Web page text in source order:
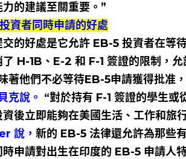
的建議至關重要。”
資者同時申請的好處
交的好處是它允許 EB-5 投資者在等
H-1B、E-2 和 F-1 簽證的限制，
著他們不必等待EB-5申請獲得批准
克說。 “對於持有 F-1 簽證的學生
資後立即能夠在美國生活、工作和旅
說， 新的 EB-5 法律還允許為那些
時申請對出生在印度的 EB-5 申請人